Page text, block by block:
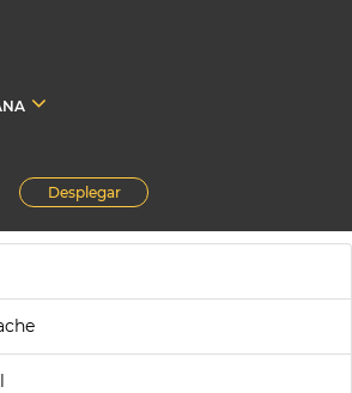
Desplegar